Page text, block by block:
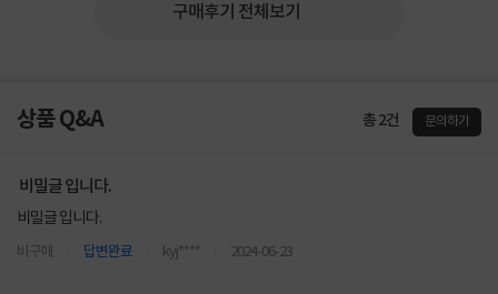
구매후기 전체보기
상품 Q&A 총 2건 문의하기
비밀글 입니다.
비밀글 입니다.
비구매 답변완료 kyj**** 2024-06-23